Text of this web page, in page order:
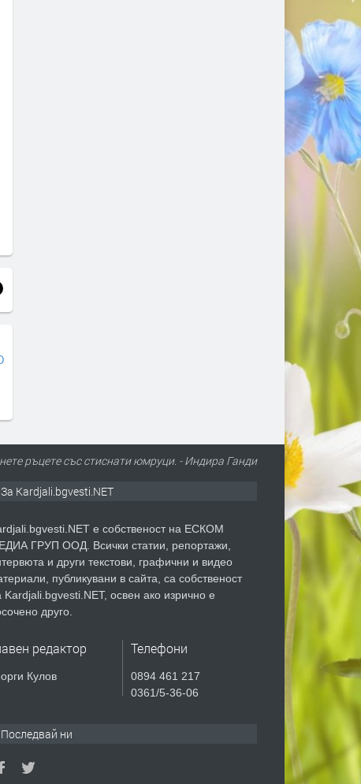
ръцете със стиснати юмруци. - Индира Ганди
За Kardjali.bgvesti.NET
е собственост на ЕСКОМ
ГРУП ООД. Всички статии, репортажи,
и други текстови, графични и видео
публикувани в сайта, са собственост
Kardjali.bgvesti.NET, освен ако изрично е
друго.
редактор
Кулов
Телефони
0894 461 217
0361/5-36-06
Последвай ни